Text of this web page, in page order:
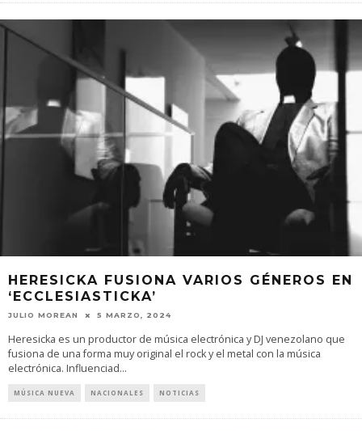
HERESICKA FUSIONA VARIOS GÉNEROS EN
‘ECCLESIASTICKA’
JULIO MOREAN 5 MARZO, 2024
Heresicka es un productor de música electrónica y DJ venezolano que
fusiona de una forma muy original el rock y el metal con la música
electrónica. Influenciad...
MÚSICA NUEVA NACIONALES NOTICIAS